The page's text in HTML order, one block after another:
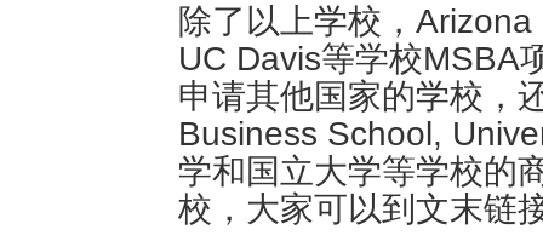
除了以上学校，
UC Davis等学校MSBA
申请其他国家的学校，
Business School,
学和国立大学等学校的
校，大家可以到文末链